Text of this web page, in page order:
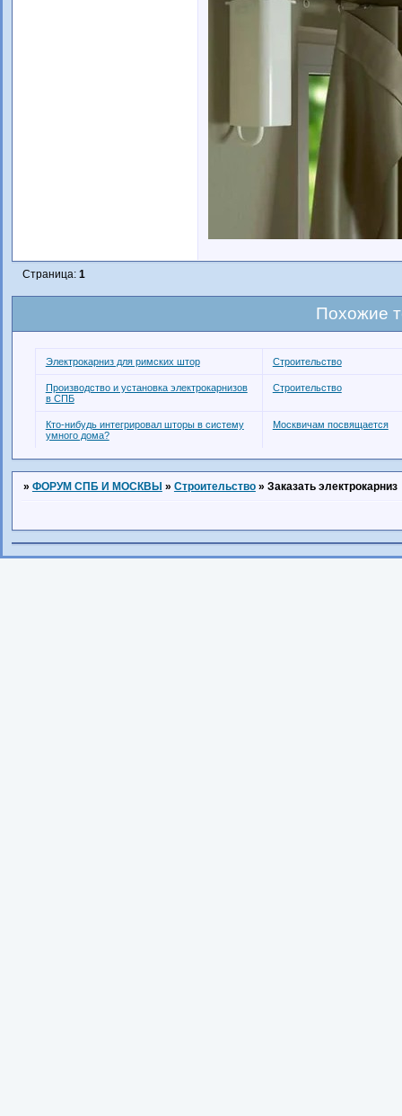
Страница: 1
Похожие
Электрокарниз для римских штор Строительство
Производство и установка электрокарнизов
в СПБ
Строительство
Кто-нибудь интегрировал шторы в систему
умного дома?
Москвичам посвящается
» ФОРУМ СПБ И МОСКВЫ » Строительство » Заказать электрокарниз